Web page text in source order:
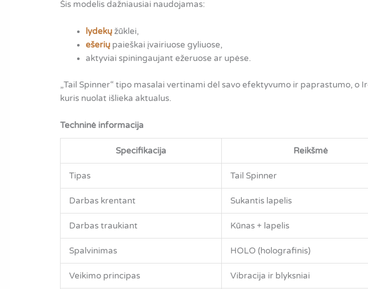
Šis modelis dažniausiai naudojamas:
lydekų žūklei,
ešerių paieškai įvairiuose gyliuose,
aktyviai spiningaujant ežeruose ar upėse.
„Tail Spinner“ tipo masalai vertinami dėl savo efektyvumo ir paprastumo, o
kuris nuolat išlieka aktualus.
Techninė informacija
Specifikacija Reikšmė
Tipas Tail Spinner
Darbas krentant Sukantis lapelis
Darbas traukiant Kūnas + lapelis
Spalvinimas HOLO (holografinis)
Veikimo principas Vibracija ir blyksniai